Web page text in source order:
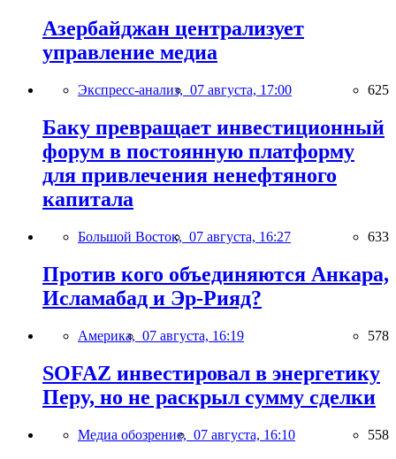
Азербайджан централизует
управление медиа
Экспресс-анализ, 07 августа, 17:00 625
Баку превращает инвестиционный
форум в постоянную платформу
для привлечения ненефтяного
капитала
Большой Восток, 07 августа, 16:27 633
Против кого объединяются Анкара,
Исламабад и Эр-Рияд?
Америка, 07 августа, 16:19 578
SOFAZ инвестировал в энергетику
Перу, но не раскрыл сумму сделки
Медиа обозрение, 07 августа, 16:10 558